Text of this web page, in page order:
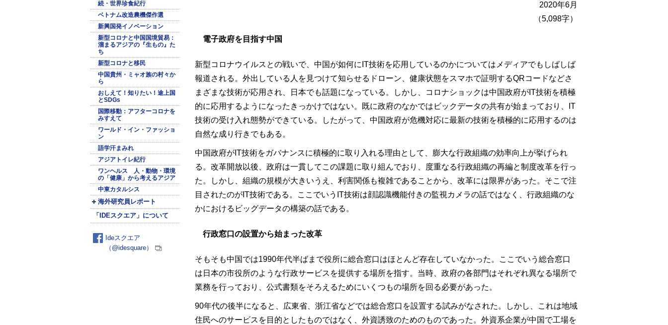
続・世界珍食紀行
ベトナム改造農機傑作選
新興国発イノベーション
新型コロナと中国国境貿易：
溜まるアジアの『生もの』た
ち
新型コロナと移民
中国貴州・ミャオ族の村々か
ら
おしえて！知りたい！途上国
とSDGs
国際移動：アフターコロナを
みすえて
ワールド・イン・ファッショ
ン
語学汗まみれ
アジアトイレ紀行
ワンヘルス 人・動物・環境
の「健康」から考えるアジア
中東カタルシス
海外研究員レポート
「IDEスクエア」について
Ideスクエア
（@idesquare）
2020年6月
（5,098字）
電子政府を目指す中国
新型コロナウイルスとの戦いで、中国が如何にIT技術を応用しているのかについてはメディアでもしばしば
報道される。外出している人を見つけて知らせるドローン、健康状態をスマホで証明するQRコードなどさ
まざまな技術が応用され、日本でも話題になっている。しかし、コロナショックは中国政府がIT技術を積極
的に応用するようになったきっかけではない。既に政府のなかではビックデータの共有が始まっており、IT
技術の受け入れ態勢ができている。したがって、中国政府が危機対応に最新の技術を積極的に応用するのは
自然な成り行きでもある。
中国政府がIT技術をガバナンスに積極的に取り入れる理由として、膨大な行政組織の効率向上が挙げられ
る。改革開放以後、政府は一貫してこの課題に取り組んでおり、度重なる行政組織の再編と制度改革を行っ
た。しかし、組織の規模が大きいうえ、利害関係も複雑であることから、改革には限界があった。そこで注
目されたのがIT技術である。ここでいうIT技術は顔認識機能付きの監視カメラの話ではなく、行政組織のな
かにおけるビッグデータの構築の話である。
行政窓口の設置から始まった改革
そもそも中国では1990年代半ばまで役所に総合窓口はほとんど存在していなかった。ここでいう総合窓口
は日本の市役所のような行政サービスを提供する場所を指す。当時、政府の各部門はそれぞれ異なる場所で
業務を行っており、公式書類をそろえるためにいくつもの場所を回る必要があった。
90年代の後半になると、広東省、浙江省などでは総合窓口を設置する試みがなされた。しかし、これは地域
住民へのサービスを目的としたものではなく、外資誘致のためのものであった。外資系企業が中国で工場を